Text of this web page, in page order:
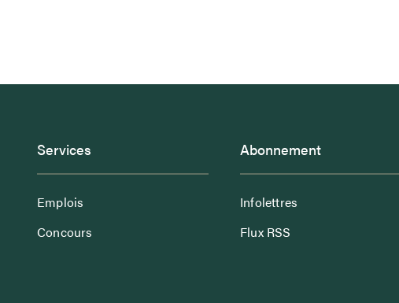
Services
Emplois
Concours
Abonnement
Infolettres
Flux RSS